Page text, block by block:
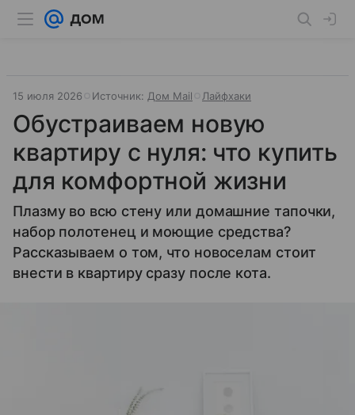
15 июля 2026 Источник: Дом Mail Лайфхаки
Обустраиваем новую
квартиру с нуля: что купить
для комфортной жизни
Плазму во всю стену или домашние тапочки,
набор полотенец и моющие средства?
Рассказываем о том, что новоселам стоит
внести в квартиру сразу после кота.